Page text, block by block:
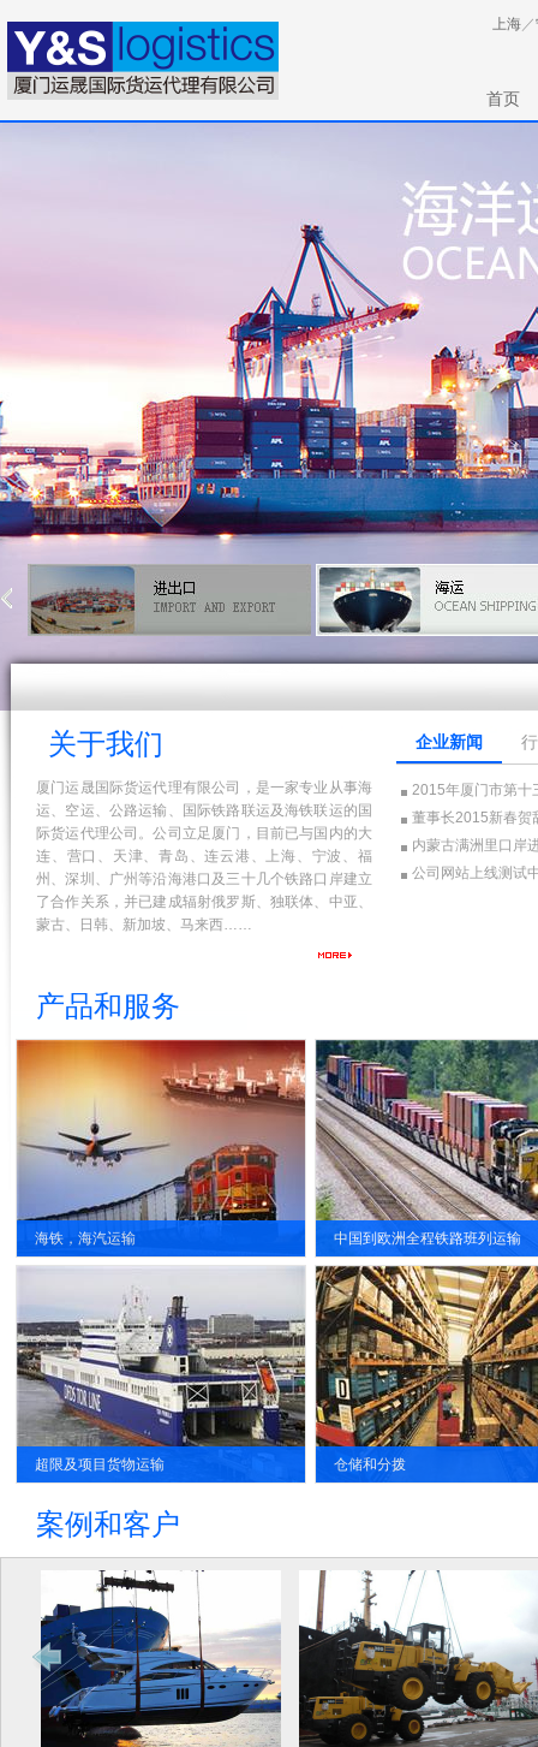
上海／
首页
关于我们
厦门运晟国际货运代理有限公司，是一家专业从事海
运、空运、公路运输、国际铁路联运及海铁联运的国
际货运代理公司。公司立足厦门，目前已与国内的大
连、营口、天津、青岛、连云港、上海、宁波、福
州、深圳、广州等沿海港口及三十几个铁路口岸建立
了合作关系，并已建成辐射俄罗斯、独联体、中亚、
蒙古、日韩、新加坡、马来西……
企业新闻
2015年厦门市第十
董事长2015新春贺
内蒙古满洲里口岸
公司网站上线测试
产品和服务
海铁，海汽运输
中欧班列全程历时只需14天左右，大大
的缩短了运输时间，相较海运运输可节
省25天左右的运输时间。同时,运费仅仅
约为空运运输的20%,很大程度上降低了
中国到欧洲全程铁路班列运输
主营哈萨克斯坦，乌兹别克斯
吉斯斯坦,塔吉克斯坦，土库
罗斯，蒙古，伊朗等地铁路车
箱物流服务。
超限及项目货物运输
配套的物流仓储基地使运晟物流一站式
服务体系进一步成熟和完善
仓储和分拨
空运可以以最快的速度将您的
的送到目的地。
案例和客户